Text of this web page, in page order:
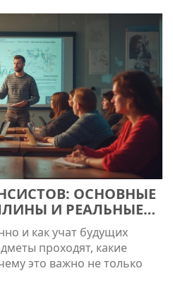
ОСНОВНЫЕ
И РЕАЛЬНЫЕ
и как учат будущих
проходят, какие
это важно не только